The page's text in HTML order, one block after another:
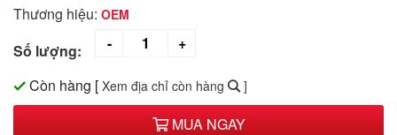
Thương hiệu: OEM
Số lượng:
Còn hàng [ Xem địa chỉ còn hàng ]
MUA NGAY